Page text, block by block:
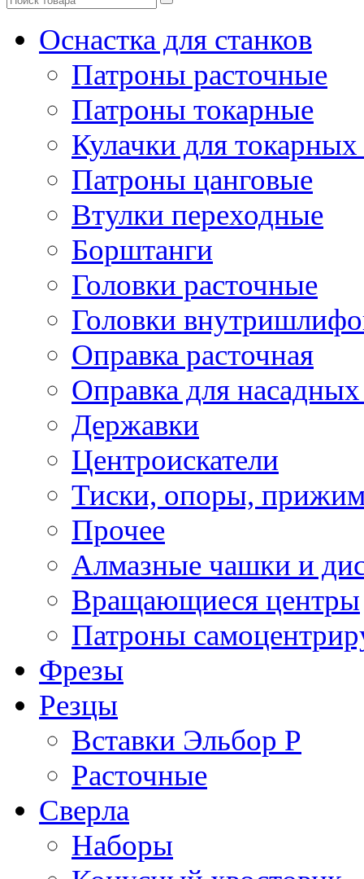
Оснастка для станков
Патроны расточные
Патроны токарные
Кулачки для
Патроны цанговые
Втулки переходные
Борштанги
Головки расточные
Головки
Оправка расточная
Оправка для
Державки
Центроискатели
Тиски, опоры,
Прочее
Алмазные чашки и
Вращающиеся центры
Патроны
Фрезы
Резцы
Вставки Эльбор Р
Расточные
Сверла
Наборы